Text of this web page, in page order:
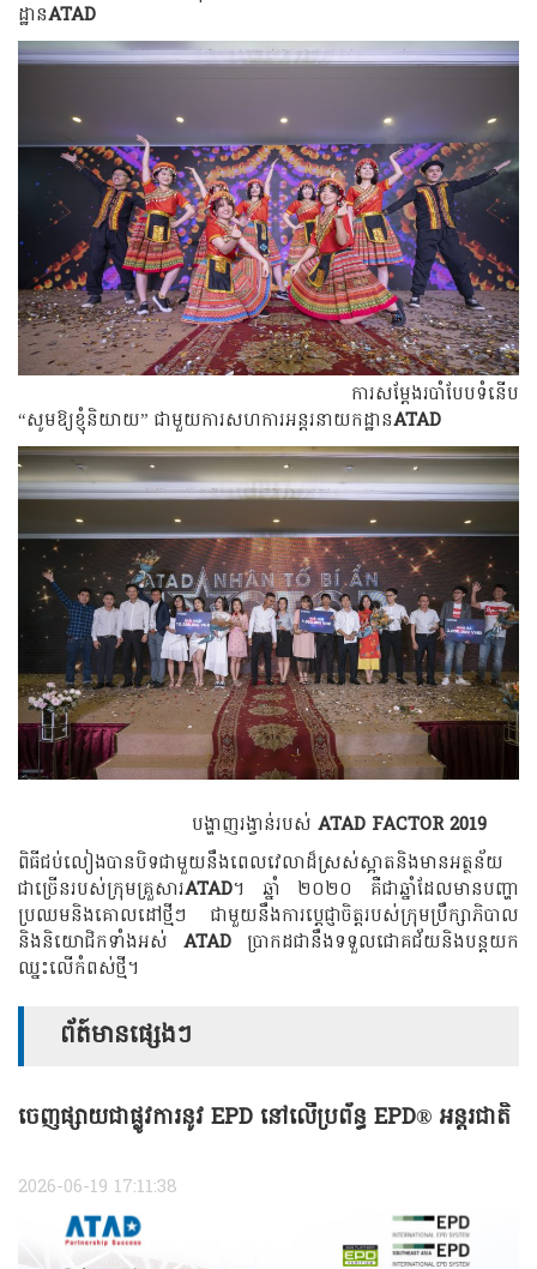
ដ្ឋានATAD
ការសម្តែងរបាំបែបទំនើប
“សូមឱ្យខ្ញុំនិយាយ” ជាមួយការសហការអន្តរនាយកដ្ឋានATAD
បង្ហាញរង្វាន់របស់ ATAD FACTOR 2019
ពិធីជប់លៀងបានបិទជាមួយនឹងពេលវេលាដ៏ស្រស់ស្អាតនិងមានអត្ថន័យ
ជាច្រើនរបស់ក្រុមគ្រួសារATAD។ ឆ្នាំ ២០២០ គឺជាឆ្នាំដែលមានបញ្ហា
ប្រឈមនិងគោលដៅថ្មីៗ ជាមួយនឹងការប្តេជ្ញាចិត្តរបស់ក្រុមប្រឹក្សាភិបាល
និងនិយោជិកទាំងអស់ ATAD ប្រាកដជានឹងទទួលជោគជ័យនិងបន្តយក
ឈ្នះលើកំពស់ថ្មី។
ព័ត៍មានផ្សេងៗ
ចេញផ្សាយជាផ្លូវការនូវ EPD នៅលើប្រព័ន្ធ EPD® អន្តរជាតិ
2026-06-19 17:11:38